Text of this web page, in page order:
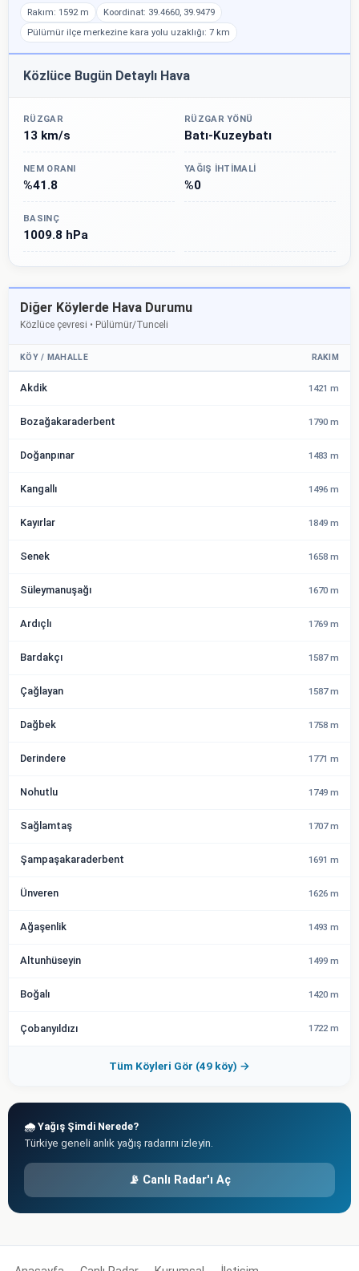
Rakım: 1592 m
Koordinat: 39.4660, 39.9479
Pülümür ilçe merkezine kara yolu uzaklığı: 7 km
Közlüce Bugün Detaylı Hava
RÜZGAR
13 km/s
RÜZGAR YÖNÜ
Batı-Kuzeybatı
NEM ORANI
%41.8
YAĞIŞ İHTIMALI
%0
BASINÇ
1009.8 hPa
Diğer Köylerde Hava Durumu
Közlüce çevresi • Pülümür/Tunceli
KÖY / MAHALLE RAKIM
Akdik 1421 m
Bozağakaraderbent 1790 m
Doğanpınar 1483 m
Kangallı 1496 m
Kayırlar 1849 m
Senek 1658 m
Süleymanuşağı 1670 m
Ardıçlı 1769 m
Bardakçı 1587 m
Çağlayan 1587 m
Dağbek 1758 m
Derindere 1771 m
Nohutlu 1749 m
Sağlamtaş 1707 m
Şampaşakaraderbent 1691 m
Ünveren 1626 m
Ağaşenlik 1493 m
Altunhüseyin 1499 m
Boğalı 1420 m
Çobanyıldızı 1722 m
Tüm Köyleri Gör (49 köy) →
🌧️ Yağış Şimdi Nerede?
Türkiye geneli anlık yağış radarını izleyin.
📡 Canlı Radar'ı Aç